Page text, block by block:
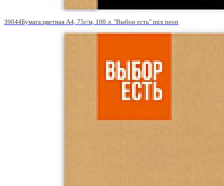
39044Бумага цветная A4, 75г/м, 100 л. "Выбор есть" mix neon